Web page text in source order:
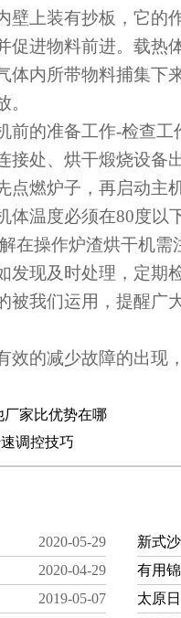
壁上装有抄板，它的
促进物料前进。载热
体内所带物料捕集下
前的准备工作-检查
处、烘干煅烧设备
点燃炉子，再启动主
温度必须在80度以
操作炉渣烘干机需
发现及时处理，定期
被我们运用，提醒
效的减少故障的出现
厂家比优势在哪
调控技巧
2020-05-29
2020-04-29
2019-05-07
新式
有用
太原